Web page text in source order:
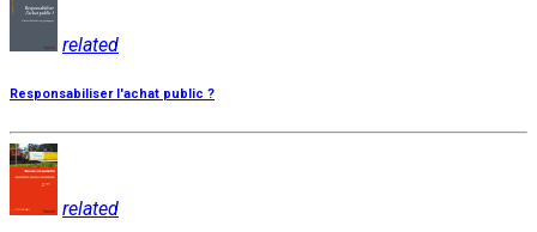
related
Responsabiliser l'achat public ?
related